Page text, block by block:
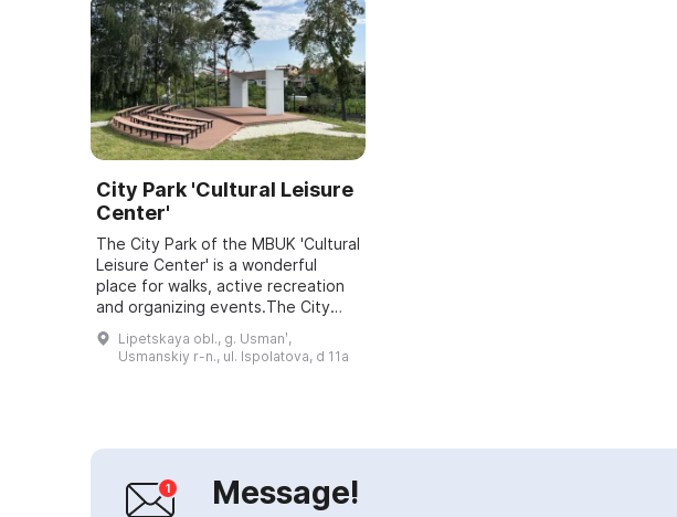
City Park 'Cultural Leisure
Center'
The City Park of the MBUK 'Cultural
Leisure Center' is a wonderful
place for walks, active recreation
and organizing events.The City
Park of the MBUK 'Cultural Leisure
Center' was founded in 1875 and
Lipetskaya obl., g. Usmanʹ,
Usmanskiy r-n., ul. Ispolatova, d 11a
Message!